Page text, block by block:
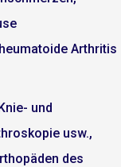
Arthritis
und
usw.,
des